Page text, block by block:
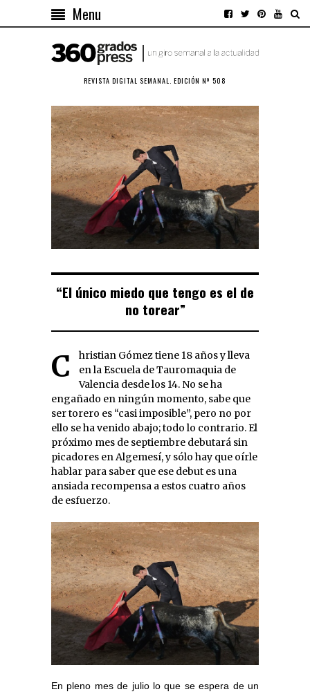
Menu
REVISTA DIGITAL SEMANAL. EDICIÓN Nº 508
“El único miedo que tengo es el de
no torear”
Christian Gómez tiene 18 años y lleva
en la Escuela de Tauromaquia de
Valencia desde los 14. No se ha
engañado en ningún momento, sabe que
ser torero es “casi imposible”, pero no por
ello se ha venido abajo; todo lo contrario. El
próximo mes de septiembre debutará sin
picadores en Algemesí, y sólo hay que oírle
hablar para saber que ese debut es una
ansiada recompensa a estos cuatro años
de esfuerzo.
En pleno mes de julio lo que se espera de un